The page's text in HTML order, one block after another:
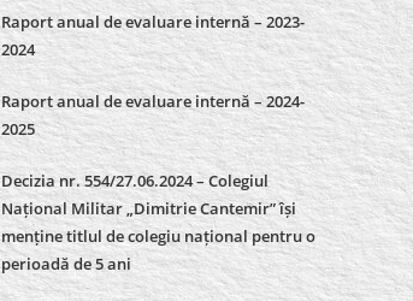
Raport anual de evaluare internă – 2023-
2024
Raport anual de evaluare internă –2024-
2025
Decizia nr. 554/27.06.2024 – Colegiul
Național Militar „Dimitrie Cantemir” își
menține titlul de colegiu național pentru o
perioadă de 5 ani